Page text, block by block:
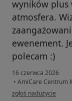
wyników plus
atmosfera.
ewenement.
polecam :)
16 czerwca 2026
• AmiCare Centrum
w opinii użytkownika
zgłoś nadużycie